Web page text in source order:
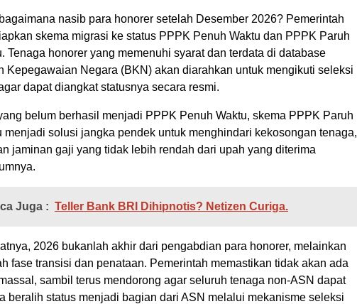
nasib para honorer setelah Desember 2026? Pemerintah
skema migrasi ke status PPPK Penuh Waktu dan PPPK Paruh
Tenaga honorer yang memenuhi syarat dan terdata di database
Kepegawaian Negara (BKN) akan diarahkan untuk mengikuti seleksi
dapat diangkat statusnya secara resmi.
belum berhasil menjadi PPPK Penuh Waktu, skema PPPK Paruh
menjadi solusi jangka pendek untuk menghindari kekosongan tenaga,
jaminan gaji yang tidak lebih rendah dari upah yang diterima
Juga : Teller Bank BRI Dihipnotis? Netizen Curiga.
2026 bukanlah akhir dari pengabdian para honorer, melainkan
fase transisi dan penataan. Pemerintah memastikan tidak akan ada
sambil terus mendorong agar seluruh tenaga non-ASN dapat
beralih status menjadi bagian dari ASN melalui mekanisme seleksi